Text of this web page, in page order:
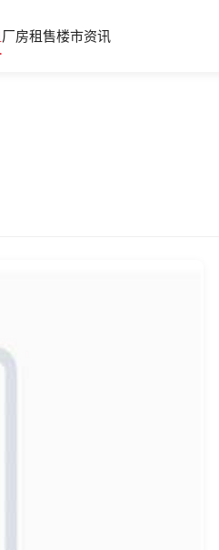
厂房租售楼市资讯